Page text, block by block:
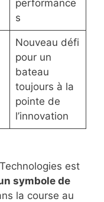
performance
s
Nouveau défi
pour un
bateau
toujours à la
pointe de
l’innovation
est
symbole de
la course au